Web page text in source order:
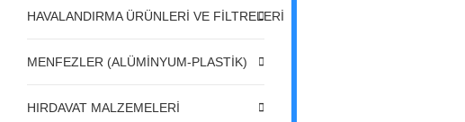
HAVALANDIRMA ÜRÜNLERİ VE FİLTRELERİ
MENFEZLER (ALÜMİNYUM-PLASTİK)
HIRDAVAT MALZEMELERİ